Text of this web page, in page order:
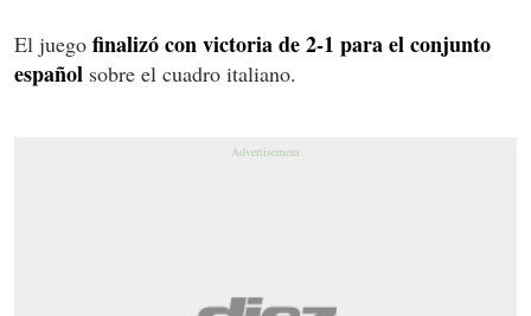
El juego finalizó con victoria de 2-1 para el conjunto
español sobre el cuadro italiano.